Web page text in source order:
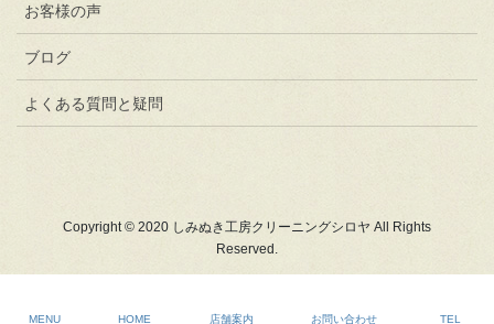
お客様の声
ブログ
よくある質問と疑問
Copyright © 2020 しみぬき工房クリーニングシロヤ All Rights
Reserved.
MENU HOME 店舗案内 お問い合わせ TEL